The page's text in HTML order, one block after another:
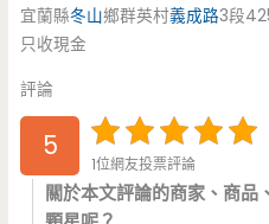
宜蘭縣冬山鄉群英村義成路3段
只收現金
評論
5
1位網友投票評論
關於本文評論的商家、商品